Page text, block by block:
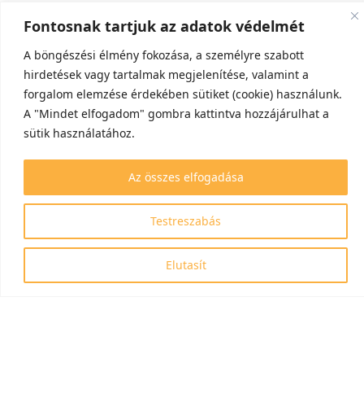
Fontosnak tartjuk az adatok védelmét
A böngészési élmény fokozása, a személyre szabott
hirdetések vagy tartalmak megjelenítése, valamint a
forgalom elemzése érdekében sütiket (cookie) használunk.
A "Mindet elfogadom" gombra kattintva hozzájárulhat a
sütik használatához.
Testreszabás
Elutasít
Az összes elfogadása